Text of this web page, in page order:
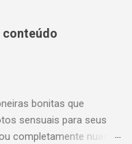
conteúdo
bonitas que
sensuais para seus
completamente nuas